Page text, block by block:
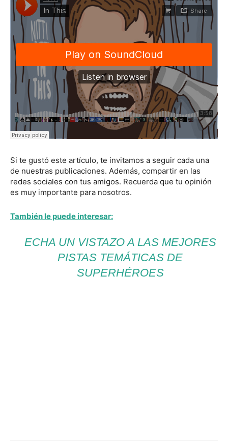
Si te gustó este artículo, te invitamos a seguir cada una
de nuestras publicaciones. Además, compartir en las
redes sociales con tus amigos. Recuerda que tu opinión
es muy importante para nosotros.
También le puede interesar:
ECHA UN VISTAZO A LAS MEJORES
PISTAS TEMÁTICAS DE
SUPERHÉROES